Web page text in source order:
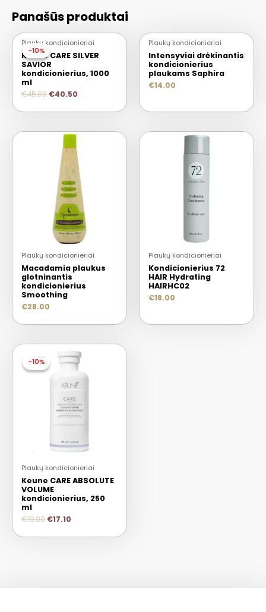
Panašūs produktai
-10%
-10%
Plaukų kondicionieriai
Keune CARE SILVER
SAVIOR
kondicionierius, 1000
ml
€45.00 €40.50
Plaukų kondicionieriai
Intensyviai drėkinantis
kondicionierius
plaukams Saphira
€14.00
Plaukų kondicionieriai
Macadamia plaukus
glotninantis
kondicionierius
Smoothing
€28.00
Plaukų kondicionieriai
Kondicionierius 72
HAIR Hydrating
HAIRHC02
€18.00
-10%
-10%
Plaukų kondicionieriai
Keune CARE ABSOLUTE
VOLUME
kondicionierius, 250
ml
€19.00 €17.10